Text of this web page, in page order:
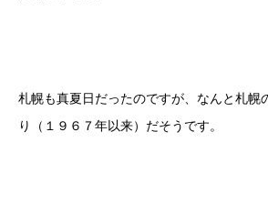
札幌も真夏日だったのですが、なんと札幌
り（１９６７年以来）だそうです。